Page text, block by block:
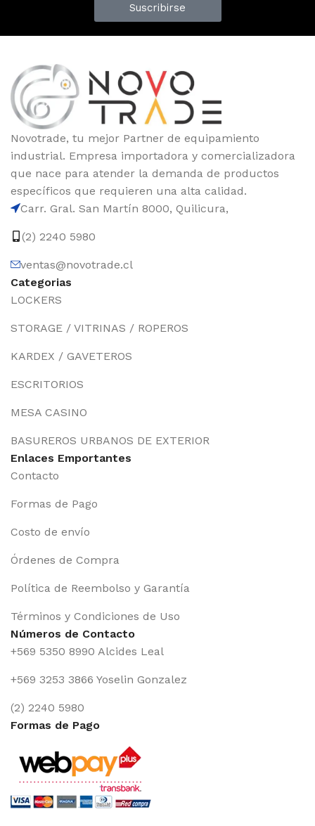
Suscribirse
Novotrade, tu mejor Partner de equipamiento
industrial. Empresa importadora y comercializadora
que nace para atender la demanda de productos
específicos que requieren una alta calidad.
Carr. Gral. San Martín 8000, Quilicura,
(2) 2240 5980
ventas@novotrade.cl
Categorias
LOCKERS
STORAGE / VITRINAS / ROPEROS
KARDEX / GAVETEROS
ESCRITORIOS
MESA CASINO
BASUREROS URBANOS DE EXTERIOR
Enlaces Emportantes
Contacto
Formas de Pago
Costo de envío
Órdenes de Compra
Política de Reembolso y Garantía
Términos y Condiciones de Uso
Números de Contacto
+569 5350 8990 Alcides Leal
+569 3253 3866 Yoselin Gonzalez
(2) 2240 5980
Formas de Pago